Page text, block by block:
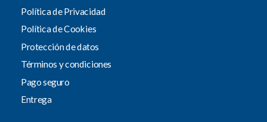
Política de Privacidad
Política de Cookies
Protección de datos
Términos y condiciones
Pago seguro
Entrega